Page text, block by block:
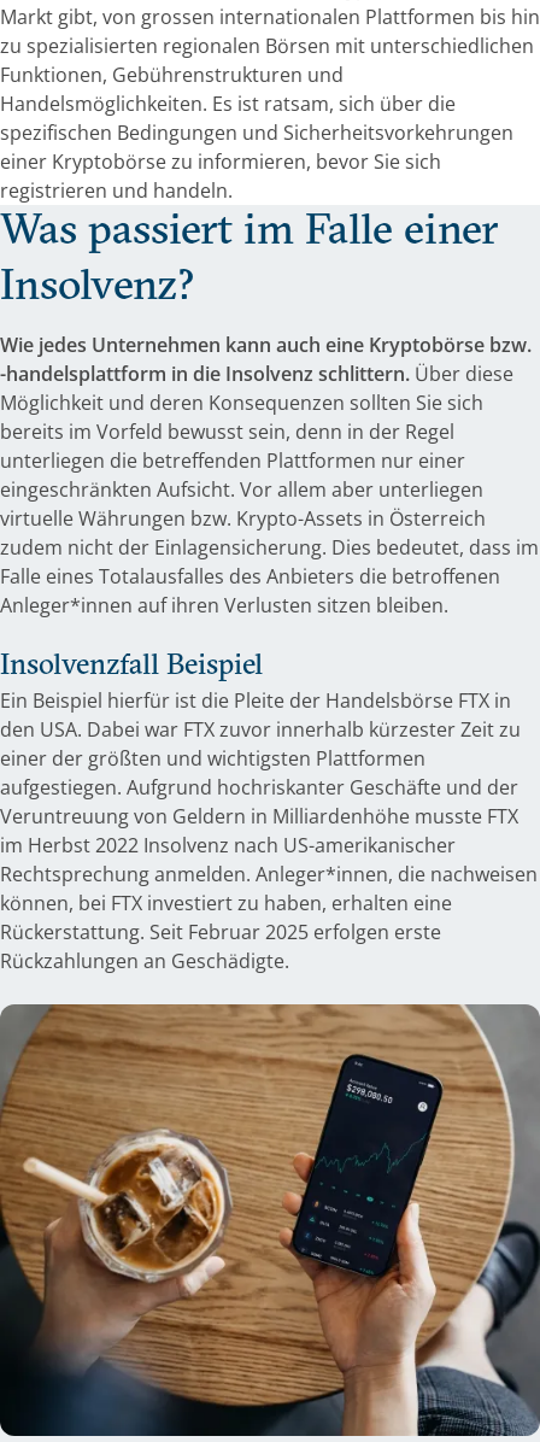
Markt gibt, von grossen internationalen Plattformen bis hin
zu spezialisierten regionalen Börsen mit unterschiedlichen
Funktionen, Gebührenstrukturen und
Handelsmöglichkeiten. Es ist ratsam, sich über die
spezifischen Bedingungen und Sicherheitsvorkehrungen
einer Kryptobörse zu informieren, bevor Sie sich
registrieren und handeln.
Was passiert im Falle einer
Insolvenz?
Wie jedes Unternehmen kann auch eine Kryptobörse bzw.
-handelsplattform in die Insolvenz schlittern. Über diese
Möglichkeit und deren Konsequenzen sollten Sie sich
bereits im Vorfeld bewusst sein, denn in der Regel
unterliegen die betreffenden Plattformen nur einer
eingeschränkten Aufsicht. Vor allem aber unterliegen
virtuelle Währungen bzw. Krypto-Assets in Österreich
zudem nicht der Einlagensicherung. Dies bedeutet, dass im
Falle eines Totalausfalles des Anbieters die betroffenen
Anleger*innen auf ihren Verlusten sitzen bleiben.
Insolvenzfall Beispiel
Ein Beispiel hierfür ist die Pleite der Handelsbörse FTX in
den USA. Dabei war FTX zuvor innerhalb kürzester Zeit zu
einer der größten und wichtigsten Plattformen
aufgestiegen. Aufgrund hochriskanter Geschäfte und der
Veruntreuung von Geldern in Milliardenhöhe musste FTX
im Herbst 2022 Insolvenz nach US-amerikanischer
Rechtsprechung anmelden. Anleger*innen, die nachweisen
können, bei FTX investiert zu haben, erhalten eine
Rückerstattung. Seit Februar 2025 erfolgen erste
Rückzahlungen an Geschädigte.